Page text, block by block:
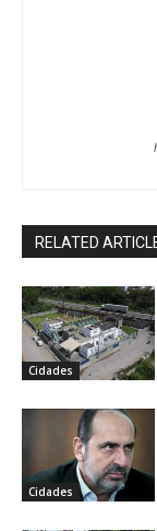
RELATED
Cidades
Cidades